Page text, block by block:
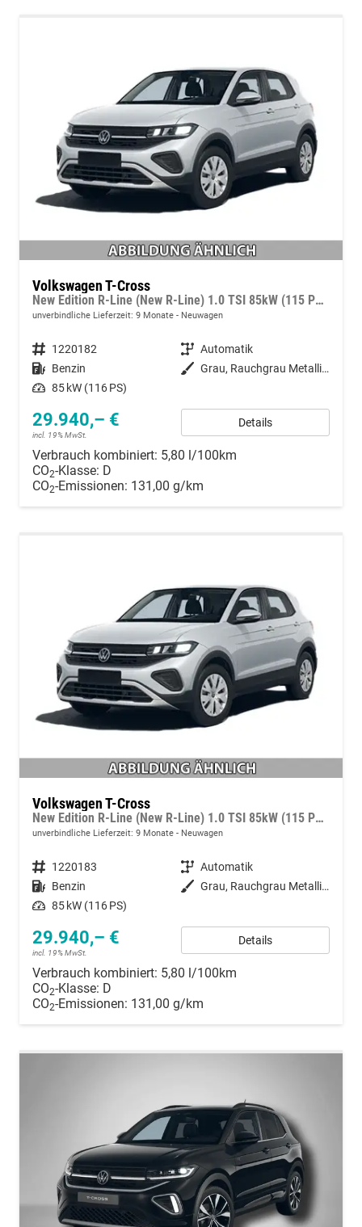
Volkswagen T-Cross
New Edition R-Line (New R-Line) 1.0 TSI 85kW (115 PS) 7-Gang DSG
unverbindliche Lieferzeit: 9 Monate Neuwagen
Fahrzeugnummer 1220182 Getriebe Automatik
Kraftstoff Benzin Außenfarbe
Grau, Rauchgrau Metallic (5W)
Leistung 85 kW (116 PS)
29.940,– €
incl. 19% MwSt.
Details
Verbrauch kombiniert: 5,80 l/100km
CO2-Klasse: D
CO2-Emissionen: 131,00 g/km
Volkswagen T-Cross
New Edition R-Line (New R-Line) 1.0 TSI 85kW (115 PS) 7-Gang DSG
unverbindliche Lieferzeit: 9 Monate Neuwagen
Fahrzeugnummer 1220183 Getriebe Automatik
Kraftstoff Benzin Außenfarbe
Grau, Rauchgrau Metallic (5W)
Leistung 85 kW (116 PS)
29.940,– €
incl. 19% MwSt.
Details
Verbrauch kombiniert: 5,80 l/100km
CO2-Klasse: D
CO2-Emissionen: 131,00 g/km